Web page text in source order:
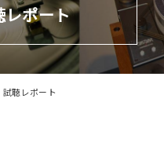
ポート
聴レポート